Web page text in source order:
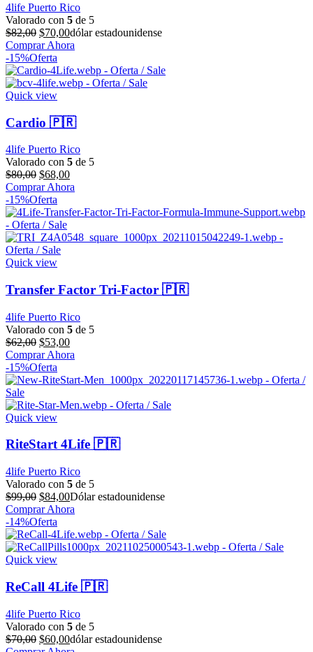
4life Puerto Rico
Valorado con 5 de 5
$82,00 El
precio
original
era:
$82,00.
$70,00El
precio
es:
$70,00.
dólar estadounidense
Comprar Ahora
-15%Oferta
Quick view
Cardio 🇵🇷
4life Puerto Rico
Valorado con 5 de 5
$80,00 El
precio
original
era:
$80,00.
$68,00El
precio
es:
Comprar Ahora
-15%Oferta
Quick view
Transfer Factor Tri-Factor 🇵🇷
4life Puerto Rico
Valorado con 5 de 5
$62,00 El
precio
original
era:
$53,00El
precio
es:
Comprar Ahora
-15%Oferta
Quick view
RiteStart 4Life 🇵🇷
4life Puerto Rico
Valorado con 5 de 5
$99,00 El
precio
original
era:
$99,00.
$84,00El
precio
es:
$84,00.
Dólar estadounidense
Comprar Ahora
-14%Oferta
Quick view
ReCall 4Life 🇵🇷
4life Puerto Rico
Valorado con 5 de 5
$70,00 El
$60,00El
dólar estadounidense